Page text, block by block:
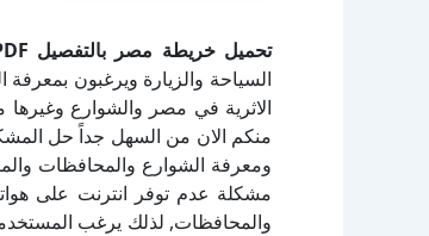
تحميل خريطة مصر بالتفصيل PDF (بدون نت)
السياحة والزيارة ويرغبون
الاثرية في مصر والشوارع
منكم الان من السهل جداً حل
ومعرفة الشوارع والمحافظات
مشكلة عدم توفر انترنت على